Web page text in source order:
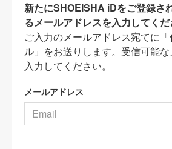
新たにSHOEISHA iDをご登録さ
るメールアドレスを入力してくだ
ご入力のメールアドレス宛てに
ル」をお送りします。受信可能
入力してください。
メールアドレス